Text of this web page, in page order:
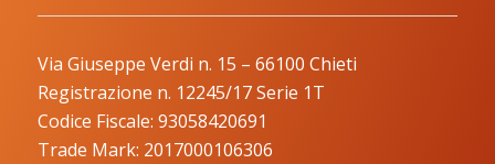
Via Giuseppe Verdi n. 15 – 66100 Chieti
Registrazione n. 12245/17 Serie 1T
Codice Fiscale: 93058420691
Trade Mark: 2017000106306